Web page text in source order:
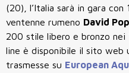
(20), l’Italia sarà in gara con
ventenne rumeno David
200 stile libero e bronzo nei
line è disponibile il sito web
trasmesse su European